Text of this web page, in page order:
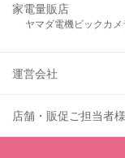
家電量販店
ヤマダ電機ビックカメ
運営会社
店舗・販促ご担当者